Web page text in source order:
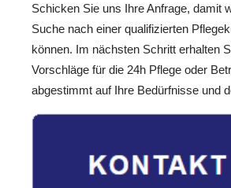
Schicken Sie uns Ihre Anfrage, damit
Suche nach einer qualifizierten
können. Im nächsten Schritt erhalten
Vorschläge für die 24h Pflege oder
abgestimmt auf Ihre Bedürfnisse und